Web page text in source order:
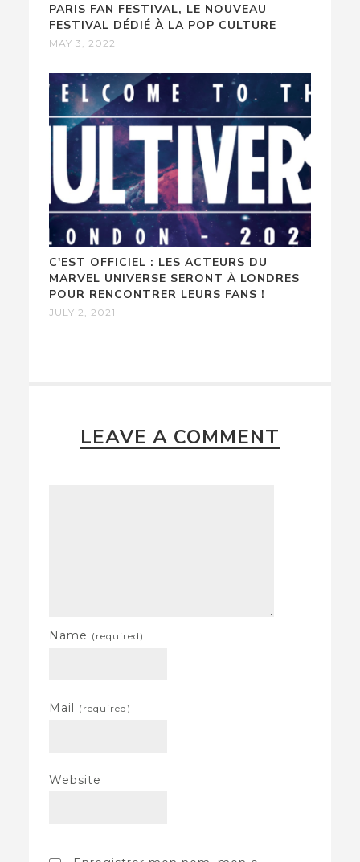
PARIS FAN FESTIVAL, LE NOUVEAU
FESTIVAL DÉDIÉ À LA POP CULTURE
MAY 3, 2022
C'EST OFFICIEL : LES ACTEURS DU
MARVEL UNIVERSE SERONT À LONDRES
POUR RENCONTRER LEURS FANS !
JULY 2, 2021
LEAVE A COMMENT
Name (required)
Mail (required)
Website